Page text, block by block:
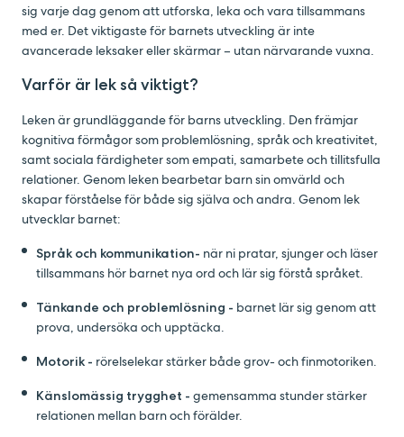
sig varje dag genom att utforska, leka och vara tillsammans
med er. Det viktigaste för barnets utveckling är inte
avancerade leksaker eller skärmar – utan närvarande vuxna.
Varför är lek så viktigt?
Leken är grundläggande för barns utveckling. Den främjar
kognitiva förmågor som problemlösning, språk och kreativitet,
samt sociala färdigheter som empati, samarbete och tillitsfulla
relationer. Genom leken bearbetar barn sin omvärld och
skapar förståelse för både sig själva och andra. Genom lek
utvecklar barnet:
Språk och kommunikation- när ni pratar, sjunger och läser
tillsammans hör barnet nya ord och lär sig förstå språket.
Tänkande och problemlösning - barnet lär sig genom att
prova, undersöka och upptäcka.
Motorik - rörelselekar stärker både grov- och finmotoriken.
Känslomässig trygghet - gemensamma stunder stärker
relationen mellan barn och förälder.